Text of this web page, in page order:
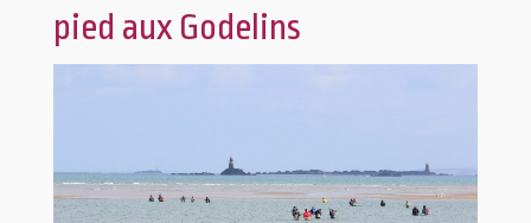
pied aux Godelins